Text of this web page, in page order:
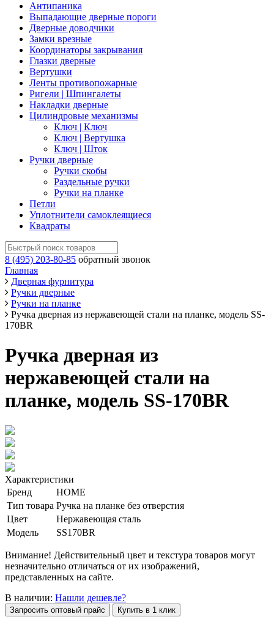
Антипаника
Выпадающие дверные пороги
Дверные доводчики
Замки врезные
Координаторы закрывания
Глазки дверные
Вертушки
Ленты противопожарные
Ригели | Шпингалеты
Накладки дверные
Цилиндровые механизмы
Ключ | Ключ
Ключ | Вертушка
Ключ | Шток
Ручки дверные
Ручки скобы
Раздельные ручки
Ручки на планке
Петли
Уплотнители самоклеящиеся
Квадраты
8 (495) 203-80-85 обратный звонок
Главная
Дверная фурнитура
Ручки дверные
Ручки на планке
Ручка дверная из нержавеющей стали на планке, модель SS-
170BR
Ручка дверная из
нержавеющей стали на
планке, модель SS-170BR
Характеристики
Бренд
HOME
Тип товара Ручка на планке без отверстия
Цвет
Нержавеющая сталь
Модель
SS170BR
Внимание! Действительный цвет и текстура товаров могут
незначительно отличаться от их изображений,
представленных на сайте.
В наличии: Нашли дешевле?
Запросить оптовый прайс Купить в 1 клик